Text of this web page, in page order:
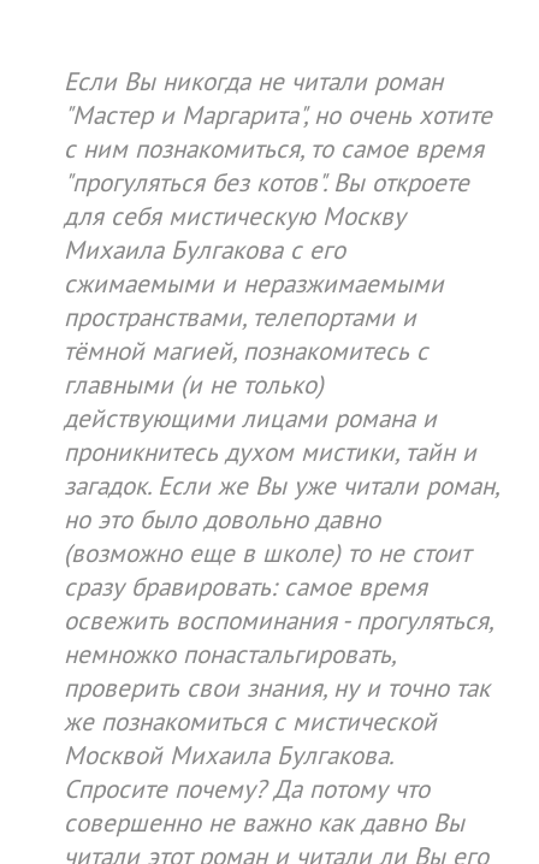
Если Вы никогда не читали роман
"Мастер и Маргарита", но очень хотите
с ним познакомиться, то самое время
"прогуляться без котов". Вы откроете
для себя мистическую Москву
Михаила Булгакова с его
сжимаемыми и неразжимаемыми
пространствами, телепортами и
тёмной магией, познакомитесь с
главными (и не только)
действующими лицами романа и
проникнитесь духом мистики, тайн и
загадок. Если же Вы уже читали роман,
но это было довольно давно
(возможно еще в школе) то не стоит
сразу бравировать: самое время
освежить воспоминания - прогуляться,
немножко понастальгировать,
проверить свои знания, ну и точно так
же познакомиться с мистической
Москвой Михаила Булгакова.
Спросите почему? Да потому что
совершенно не важно как давно Вы
читали этот роман и читали ли Вы его